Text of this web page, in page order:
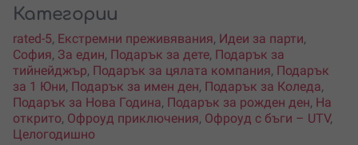
Категории
rated-5, Екстремни преживявания, Идеи за парти,
София, За един, Подарък за дете, Подарък за
тийнейджър, Подарък за цялата компания, Подарък
за 1 Юни, Подарък за имен ден, Подарък за Коледа,
Подарък за Нова Година, Подарък за рожден ден, На
открито, Офроуд приключения, Офроуд с бъги – UTV,
Целогодишно